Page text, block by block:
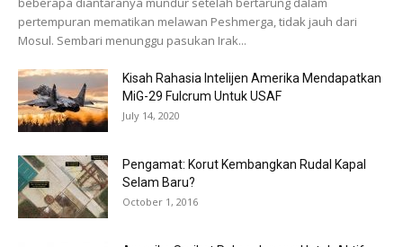
pertempuran mematikan melawan Peshmerga, tidak jauh dari
Mosul. Sembari menunggu pasukan Irak...
Kisah Rahasia Intelijen Amerika Mendapatkan
MiG-29 Fulcrum Untuk USAF
July 14, 2020
Pengamat: Korut Kembangkan Rudal Kapal
Selam Baru?
October 1, 2016